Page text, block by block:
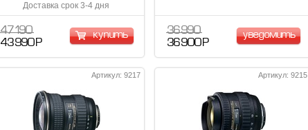
Доставка срок 3-4 дня
47 190
43 990 Р
купить
36 990
36 900 Р
уведомить
Артикул: 9217 Артикул: 9215